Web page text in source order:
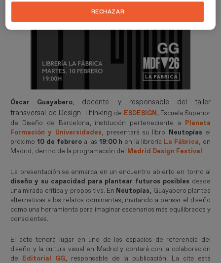
Óscar Guayabero, docente y responsable del taller
transversal de Design Thinking de ESDESIGN, Escuela Superior
de Diseño de Barcelona, institución perteneciente a Planeta
Formación y Universidades, presentará su libro Neutopías el
próximo 10 de febreroa las 19:00 h en la librería La Fábrica, en
Madrid, dentro de la programación del Madrid Design Festival.
La presentación se enmarca en un encuentro abierto en torno al
diseño y su capacidad para plantear futuros posibles desde
una mirada crítica y propositiva. En Neutopías, Guayabero plantea
alternativas a los relatos dominantes, invitando a pensar el diseño
como una herramienta para imaginar escenarios más equilibrados y
conscientes.
El acto tendrá lugar en uno de los espacios de referencia del
diseño y la cultura visual en Madrid y contará con la colaboración
de
Editorial GG, responsable de la publicación. La cita está
RECHAZAR